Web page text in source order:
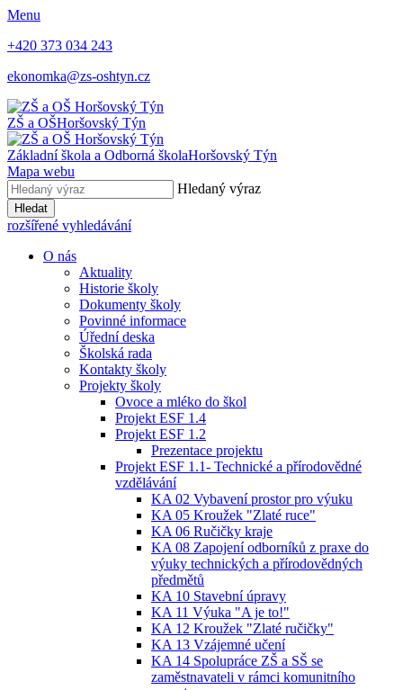
Menu
+420 373 034 243
ekonomka@zs-oshtyn.cz
ZŠ a OŠHoršovský Týn
Základní škola a Odborná školaHoršovský Týn
Mapa webu
Hledaný výraz
Hledat
rozšířené vyhledávání
O nás
Aktuality
Historie školy
Dokumenty školy
Povinné informace
Úřední deska
Školská rada
Kontakty školy
Projekty školy
Ovoce a mléko do škol
Projekt ESF 1.4
Projekt ESF 1.2
Prezentace projektu
Projekt ESF 1.1- Technické a přírodovědné
vzdělávání
KA 02 Vybavení prostor pro výuku
KA 05 Kroužek "Zlaté ruce"
KA 06 Ručičky kraje
KA 08 Zapojení odborníků z praxe do
výuky technických a přírodovědných
předmětů
KA 10 Stavební úpravy
KA 11 Výuka "A je to!"
KA 12 Kroužek "Zlaté ručičky"
KA 13 Vzájemné učení
KA 14 Spolupráce ZŠ a SŠ se
zaměstnavateli v rámci komunitního